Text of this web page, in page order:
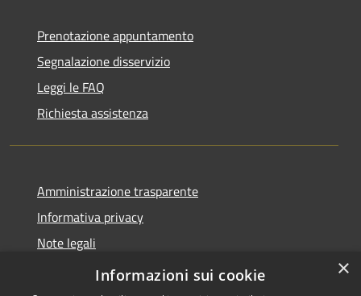
Prenotazione appuntamento
Segnalazione disservizio
Leggi le FAQ
Richiesta assistenza
Amministrazione trasparente
Informativa privacy
Note legali
Dichiarazione di accessibilità
×
Informazioni sui cookie